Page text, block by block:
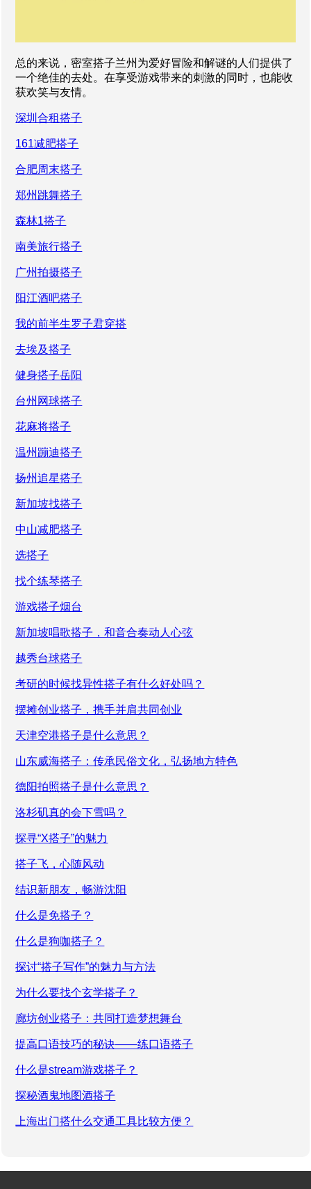
总的来说，密室搭子兰州为爱好冒险和解谜的人们提供了
一个绝佳的去处。在享受游戏带来的刺激的同时，也能收
获欢笑与友情。
深圳合租搭子
161减肥搭子
合肥周末搭子
郑州跳舞搭子
森林1搭子
南美旅行搭子
广州拍摄搭子
阳江酒吧搭子
我的前半生罗子君穿搭
去埃及搭子
健身搭子岳阳
台州网球搭子
花麻将搭子
温州蹦迪搭子
扬州追星搭子
新加坡找搭子
中山减肥搭子
选搭子
找个练琴搭子
游戏搭子烟台
新加坡唱歌搭子，和音合奏动人心弦
越秀台球搭子
考研的时候找异性搭子有什么好处吗？
摆摊创业搭子，携手并肩共同创业
天津空港搭子是什么意思？
山东威海搭子：传承民俗文化，弘扬地方特色
德阳拍照搭子是什么意思？
洛杉矶真的会下雪吗？
探寻“X搭子”的魅力
搭子飞，心随风动
结识新朋友，畅游沈阳
什么是免搭子？
什么是狗咖搭子？
探讨“搭子写作”的魅力与方法
为什么要找个玄学搭子？
廊坊创业搭子：共同打造梦想舞台
提高口语技巧的秘诀——练口语搭子
什么是stream游戏搭子？
探秘酒鬼地图酒搭子
上海出门搭什么交通工具比较方便？